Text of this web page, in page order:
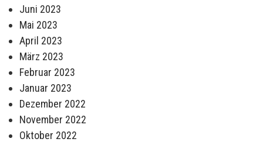
Juni 2023
Mai 2023
April 2023
März 2023
Februar 2023
Januar 2023
Dezember 2022
November 2022
Oktober 2022